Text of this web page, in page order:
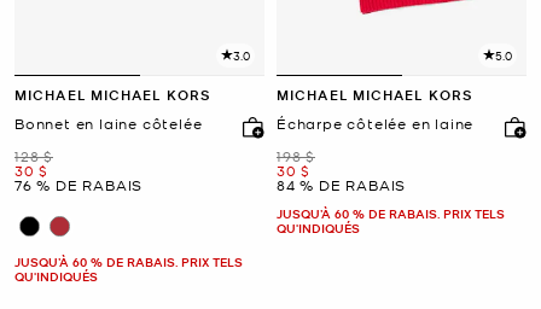
3.0
MICHAEL MICHAEL KORS
Bonnet en laine côtelée
était
128 $
maintenant
30 $
76 % DE RABAIS
JUSQU’À 60 % DE RABAIS. PRIX TELS
QU'INDIQUÉS
5.0
MICHAEL MICHAEL KORS
Écharpe côtelée en laine
était
198 $
maintenant
30 $
84 % DE RABAIS
JUSQU’À 60 % DE RABAIS. PRIX TELS
QU'INDIQUÉS